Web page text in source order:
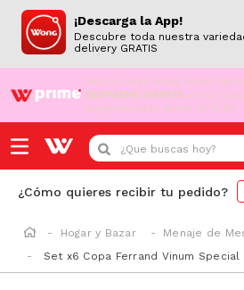
¡Descarga la App!
Descubre toda nuestra
delivery GRATIS
¡Aún no eres Wong Prime!
DESPACHO GRATIS en tus
supermercado desde S/79.90
¿Que buscas hoy?
¿Cómo quieres recibir tu pedido?
Hogar y Bazar Menaje de
Set x6 Copa Ferrand Vinum Special